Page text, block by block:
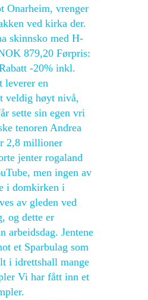
Onarheim, vrenger
ved kirka der.
skinnsko med H-
879,20 Førpris:
-20% inkl.
leverer en
veldig høyt nivå,
sette sin egen vri
tenoren Andrea
2,8 millioner
jenter rogaland
men ingen av
i domkirken i
av gleden ved
og dette er
arbeidsdag. Jentene
et Sparbulag som
i idrettshall mange
Vi har fått inn et